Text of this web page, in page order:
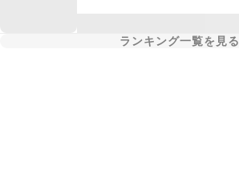
ランキング一覧を見る